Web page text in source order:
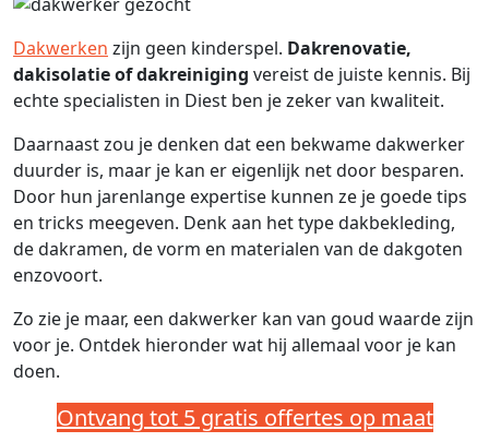
Dakwerken zijn geen kinderspel. Dakrenovatie,
dakisolatie of dakreiniging vereist de juiste kennis. Bij
echte specialisten in Diest ben je zeker van kwaliteit.
Daarnaast zou je denken dat een bekwame dakwerker
duurder is, maar je kan er eigenlijk net door besparen.
Door hun jarenlange expertise kunnen ze je goede tips
en tricks meegeven. Denk aan het type dakbekleding,
de dakramen, de vorm en materialen van de dakgoten
enzovoort.
Zo zie je maar, een dakwerker kan van goud waarde zijn
voor je. Ontdek hieronder wat hij allemaal voor je kan
doen.
Ontvang tot 5 gratis offertes op maat